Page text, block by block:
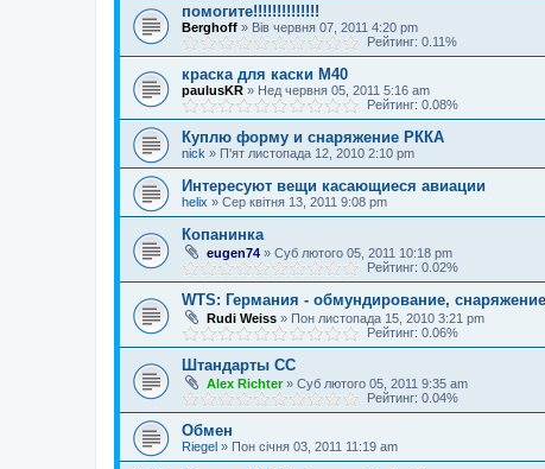
помогите!!!!!!!!!!!!!!
Berghoff » Вів червня 07, 2011 4:20 pm
Рейтинг: 0.11%
краска для каски М40
paulusKR » Нед червня 05, 2011 5:16 am
Рейтинг: 0.08%
Куплю форму и снаряжение РККА
nick » П'ят листопада 12, 2010 2:10 pm
Интересуют вещи касающиеся авиации
helix » Сер квітня 13, 2011 9:08 pm
Копанинка
eugen74 » Суб лютого 05, 2011 10:18 pm
Рейтинг: 0.02%
WTS: Германия - обмундирование,
Rudi Weiss » Пон листопада 15, 2010 3:21 pm
Рейтинг: 0.06%
Штандарты СС
Alex Richter» Суб лютого 05, 2011 9:35 am
Рейтинг: 0.04%
Обмен
Riegel » Пон січня 03, 2011 11:19 am